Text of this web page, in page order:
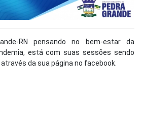
RN pensando no bem-estar da
está com suas sessões sendo
da sua página no facebook.